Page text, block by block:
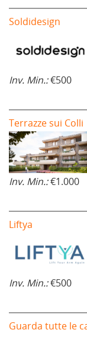
Soldidesign
Inv. Min.:€500
Terrazze sui Colli
Inv. Min.:€1.000
Liftya
Inv. Min.:€500
Guarda tutte le